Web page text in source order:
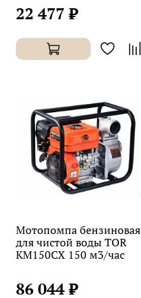
22 477 ₽
Мотопомпа бензиновая
для чистой воды TOR
KM150CX 150 м3/час
86 044 ₽